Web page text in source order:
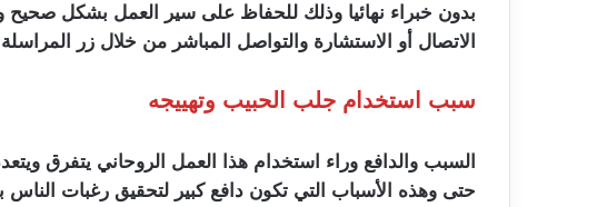
بدون خبراء نهائيا وذلك للحفاظ على سير العمل بشكل صحيح
الاتصال أو الاستشارة والتواصل المباشر من خلال زر
سبب استخدام جلب الحبيب وتهييجه
السبب والدافع وراء استخدام هذا العمل الروحاني يتفرق
حتى وهذه الأسباب التي تكون دافع كبير لتحقيق رغبات